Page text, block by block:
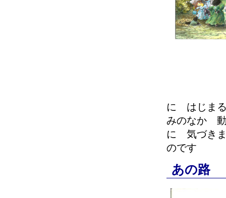
に はじま
みのなか
に 気づき
のです
あの路